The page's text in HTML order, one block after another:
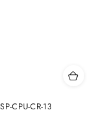
CPU-CR-13